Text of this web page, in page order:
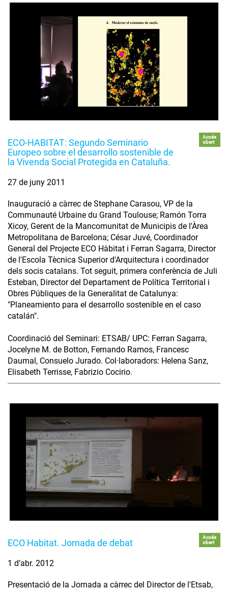
ECO-HABITAT: Segundo Seminario
Europeo sobre el desarrollo sostenible de
la Vivenda Social Protegida en Cataluña.
Accés
obert
27 de juny 2011
Inauguració a càrrec de Stephane Carasou, VP de la
Communauté Urbaine du Grand Toulouse; Ramón Torra
Xicoy, Gerent de la Mancomunitat de Municipis de l'Àrea
Metropolitana de Barcelona; César Juvé, Coordinador
General del Projecte ECO Hàbitat i Ferran Sagarra, Director
de l'Escola Tècnica Superior d'Arquitectura i coordinador
dels socis catalans. Tot seguit, primera conferència de Juli
Esteban, Director del Departament de Política Territorial i
Obres Públiques de la Generalitat de Catalunya:
"Planeamiento para el desarrollo sostenible en el caso
catalán".
Coordinació del Seminari: ETSAB/ UPC: Ferran Sagarra,
Jocelyne M. de Botton, Fernando Ramos, Francesc
Daumal, Consuelo Jurado. Col·laboradors: Helena Sanz,
Elisabeth Terrisse, Fabrizio Cocirio.
ECO Habitat. Jornada de debat
Accés
obert
1 d’abr. 2012
Presentació de la Jornada a càrrec del Director de l'Etsab,